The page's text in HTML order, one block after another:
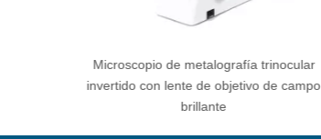
Microscopio de metalografía trinocular
invertido con lente de objetivo de campo
brillante